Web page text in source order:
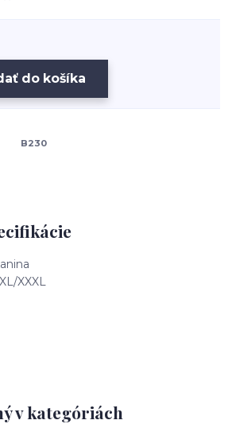
do košíka
B230
XXXL
v kategóriách